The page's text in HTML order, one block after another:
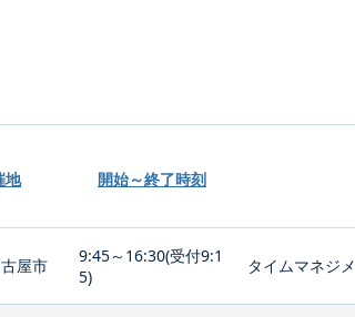
地 開始～終了時刻
屋市
9:45～16:30(受付9:1
5)
タイムマネジ